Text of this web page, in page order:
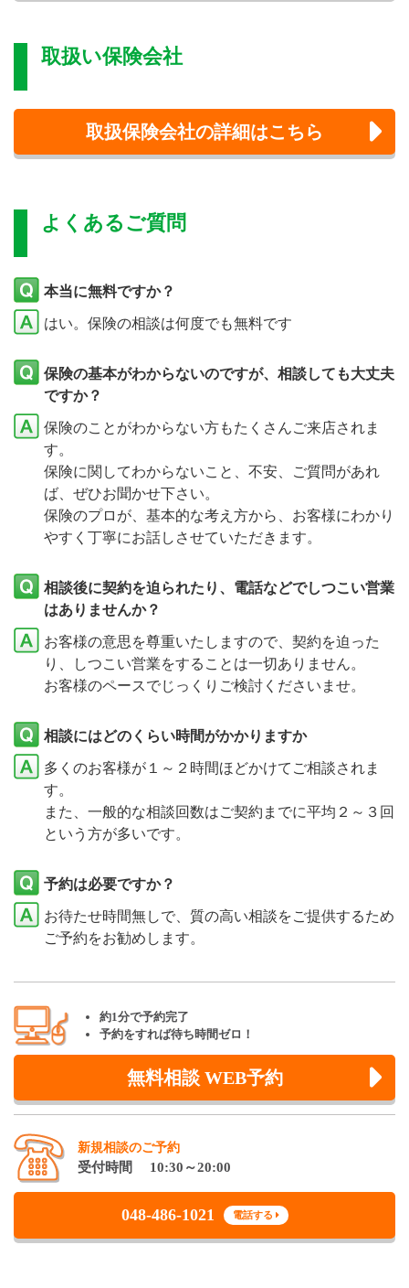
取扱い保険会社
取扱保険会社の詳細はこちら
よくあるご質問
本当に無料ですか？
はい。保険の相談は何度でも無料です
保険の基本がわからないのですが、相談しても大丈夫
ですか？
保険のことがわからない方もたくさんご来店されま
す。
保険に関してわからないこと、不安、ご質問があれ
ば、ぜひお聞かせ下さい。
保険のプロが、基本的な考え方から、お客様にわかり
やすく丁寧にお話しさせていただきます。
相談後に契約を迫られたり、電話などでしつこい営業
はありませんか？
お客様の意思を尊重いたしますので、契約を迫った
り、しつこい営業をすることは一切ありません。
お客様のペースでじっくりご検討くださいませ。
相談にはどのくらい時間がかかりますか
多くのお客様が１～２時間ほどかけてご相談されま
す。
また、一般的な相談回数はご契約までに平均２～３回
という方が多いです。
予約は必要ですか？
お待たせ時間無しで、質の高い相談をご提供するため
ご予約をお勧めします。
約1分で予約完了
予約をすれば待ち時間ゼロ！
無料相談 WEB予約
新規相談のご予約
受付時間 10:30～20:00
048-486-1021 電話する